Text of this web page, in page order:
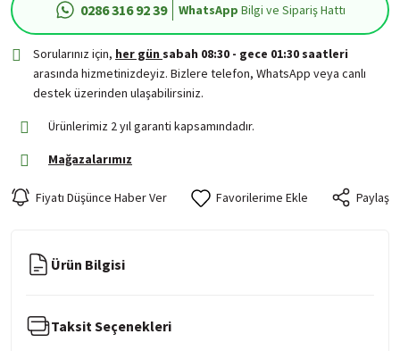
0286 316 92 39 WhatsApp Bilgi ve Sipariş Hattı
Sorularınız için, her gün sabah 08:30 - gece 01:30 saatleri
arasında hizmetinizdeyiz. Bizlere telefon, WhatsApp veya canlı
destek üzerinden ulaşabilirsiniz.
Ürünlerimiz 2 yıl garanti kapsamındadır.
Mağazalarımız
Fiyatı Düşünce Haber Ver Paylaş
Ürün Bilgisi
Taksit Seçenekleri